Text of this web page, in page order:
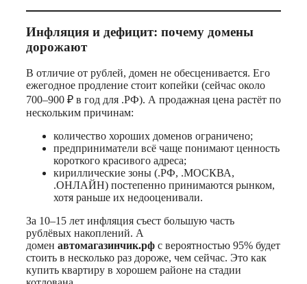
Инфляция и дефицит: почему домены
дорожают
В отличие от рублей, домен не обесценивается. Его
ежегодное продление стоит копейки (сейчас около
700–900 ₽ в год для .РФ). А продажная цена растёт по
нескольким причинам:
количество хороших доменов ограничено;
предприниматели всё чаще понимают ценность
короткого красивого адреса;
кириллические зоны (.РФ, .МОСКВА,
.ОНЛАЙН) постепенно принимаются рынком,
хотя раньше их недооценивали.
За 10–15 лет инфляция съест большую часть
рублёвых накоплений. А
домен автомагазинчик.рф с вероятностью 95% будет
стоить в несколько раз дороже, чем сейчас. Это как
купить квартиру в хорошем районе на стадии